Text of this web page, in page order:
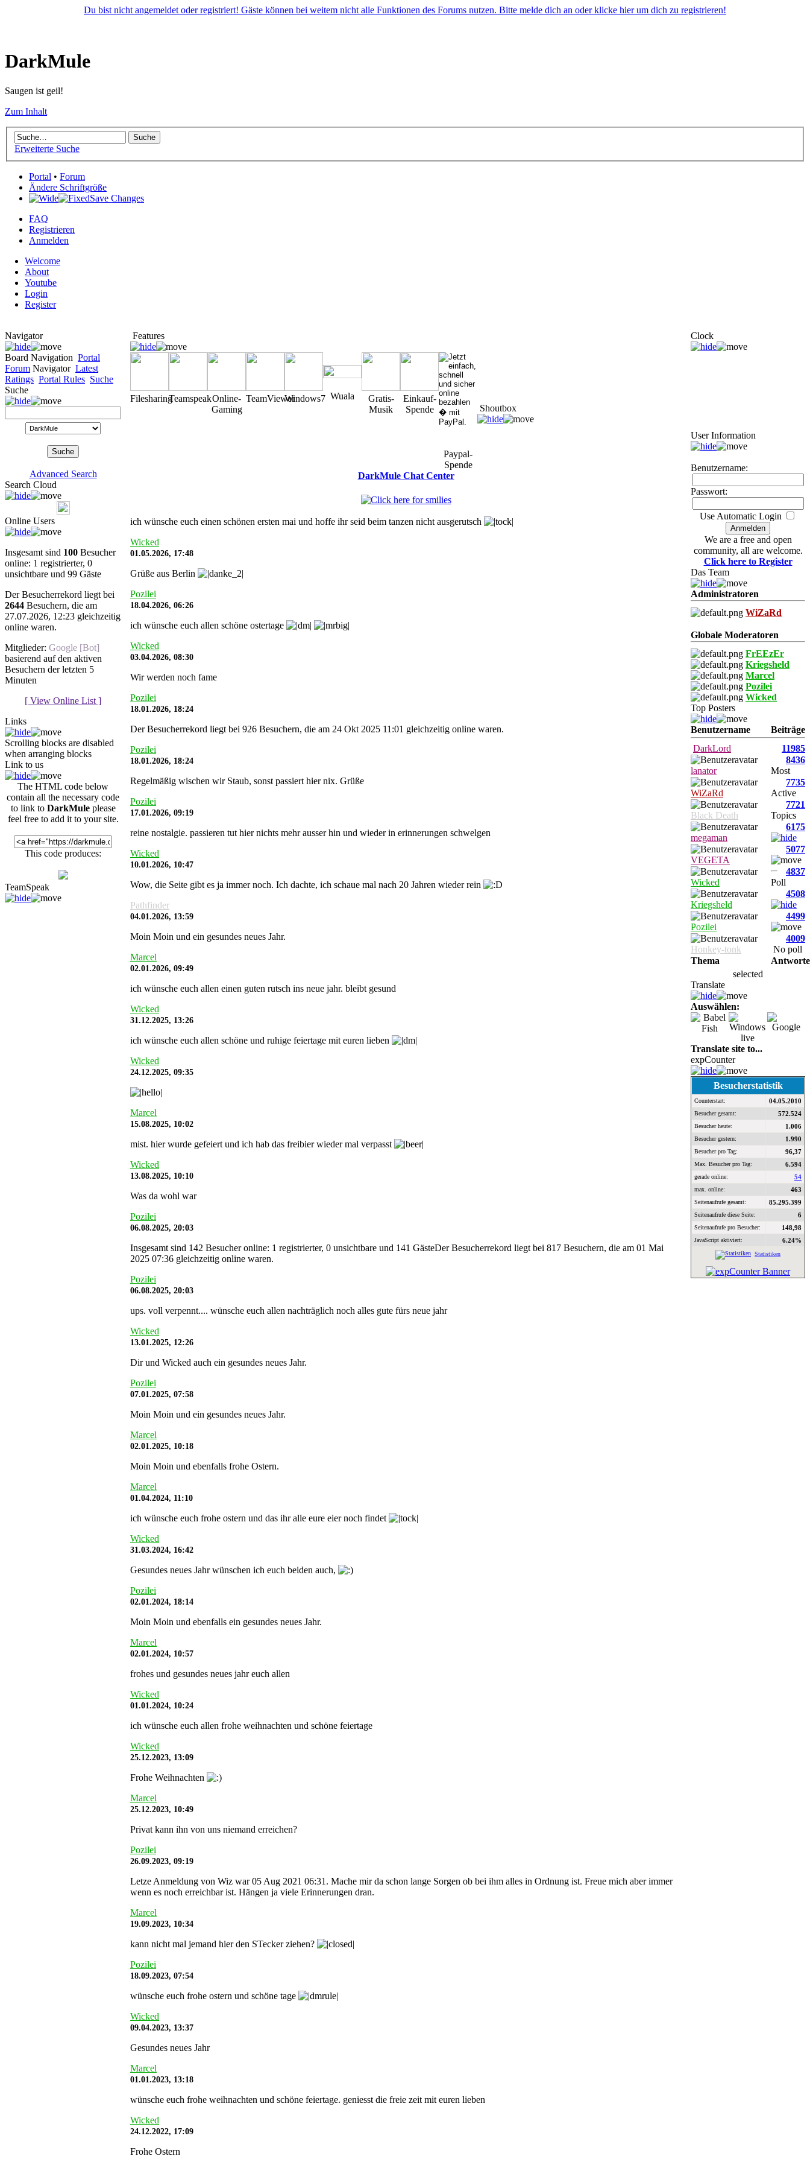
Du bist nicht angemeldet oder registriert! Gäste können bei weitem nicht alle Funktionen des Forums nutzen. Bitte melde dich an oder klicke hier um dich zu registrieren!
DarkMule
Saugen ist geil!
Zum Inhalt
Erweiterte Suche
Portal • Forum
Ändere Schriftgröße
Save Changes
FAQ
Registrieren
Anmelden
Welcome
About
Youtube
Login
Register
Navigator
Board Navigation Portal
Forum Navigator Latest
Ratings Portal Rules Suche
Suche
Advanced Search
Search Cloud
Online Users
Insgesamt sind 100 Besucher
online: 1 registrierter, 0
unsichtbare und 99 Gäste
Der Besucherrekord liegt bei
2644 Besuchern, die am
27.07.2026, 12:23 gleichzeitig
online waren.
Mitglieder: Google [Bot]
basierend auf den aktiven
Besuchern der letzten 5
Minuten
[ View Online List ]
Links
Scrolling blocks are disabled
when arranging blocks
Link to us
The HTML code below
contain all the necessary code
to link to DarkMuleplease
feel free to add it to your site.
This code produces:
TeamSpeak
Features
FilesharingTeamspeakOnline-
Gaming
TeamViewerWindows7 Wuala
Gratis-
Musik
Einkauf-
Spende
Paypal-
Spende
Shoutbox
DarkMule Chat Center
ich wünsche euch einen schönen ersten mai und hoffe ihr seid beim tanzen nicht ausgerutsch
Wicked
01.05.2026, 17:48
Grüße aus Berlin
Pozilei
18.04.2026, 06:26
ich wünsche euch allen schöne ostertage
Wicked
03.04.2026, 08:30
Wir werden noch fame
Pozilei
18.01.2026, 18:24
Der Besucherrekord liegt bei 926 Besuchern, die am 24 Okt 2025 11:01 gleichzeitig online waren.
Pozilei
18.01.2026, 18:24
Regelmäßig wischen wir Staub, sonst passiert hier nix. Grüße
Pozilei
17.01.2026, 09:19
reine nostalgie. passieren tut hier nichts mehr ausser hin und wieder in erinnerungen schwelgen
Wicked
10.01.2026, 10:47
Wow, die Seite gibt es ja immer noch. Ich dachte, ich schaue mal nach 20 Jahren wieder rein
Pathfinder
04.01.2026, 13:59
Moin Moin und ein gesundes neues Jahr.
Marcel
02.01.2026, 09:49
ich wünsche euch allen einen guten rutsch ins neue jahr. bleibt gesund
Wicked
31.12.2025, 13:26
ich wünsche euch allen schöne und ruhige feiertage mit euren lieben
Wicked
24.12.2025, 09:35
Marcel
15.08.2025, 10:02
mist. hier wurde gefeiert und ich hab das freibier wieder mal verpasst
Wicked
13.08.2025, 10:10
Was da wohl war
Pozilei
06.08.2025, 20:03
Insgesamt sind 142 Besucher online: 1 registrierter, 0 unsichtbare und 141 GästeDer Besucherrekord liegt bei 817 Besuchern, die am 01 Mai
2025 07:36 gleichzeitig online waren.
Pozilei
06.08.2025, 20:03
ups. voll verpennt.... wünsche euch allen nachträglich noch alles gute fürs neue jahr
Wicked
13.01.2025, 12:26
Dir und Wicked auch ein gesundes neues Jahr.
Pozilei
07.01.2025, 07:58
Moin Moin und ein gesundes neues Jahr.
Marcel
02.01.2025, 10:18
Moin Moin und ebenfalls frohe Ostern.
Marcel
01.04.2024, 11:10
ich wünsche euch frohe ostern und das ihr alle eure eier noch findet
Wicked
31.03.2024, 16:42
Gesundes neues Jahr wünschen ich euch beiden auch,
Pozilei
02.01.2024, 18:14
Moin Moin und ebenfalls ein gesundes neues Jahr.
Marcel
02.01.2024, 10:57
frohes und gesundes neues jahr euch allen
Wicked
01.01.2024, 10:24
ich wünsche euch allen frohe weihnachten und schöne feiertage
Wicked
25.12.2023, 13:09
Frohe Weihnachten
Marcel
25.12.2023, 10:49
Privat kann ihn von uns niemand erreichen?
Pozilei
26.09.2023, 09:19
Letze Anmeldung von Wiz war 05 Aug 2021 06:31. Mache mir da schon lange Sorgen ob bei ihm alles in Ordnung ist. Freue mich aber immer
wenn es noch erreichbar ist. Hängen ja viele Erinnerungen dran.
Marcel
19.09.2023, 10:34
kann nicht mal jemand hier den STecker ziehen?
Pozilei
18.09.2023, 07:54
wünsche euch frohe ostern und schöne tage
Wicked
09.04.2023, 13:37
Gesundes neues Jahr
Marcel
01.01.2023, 13:18
wünsche euch frohe weihnachten und schöne feiertage. geniesst die freie zeit mit euren lieben
Wicked
24.12.2022, 17:09
Frohe Ostern
Clock
User Information
Benutzername:
Passwort:
Use Automatic Login
We are a free and open
community, all are welcome.
Click here to Register
Das Team
Administratoren
WiZaRd
Globale Moderatoren
FrEEzEr
Kriegsheld
Marcel
Pozilei
Wicked
Top Posters
Benutzername
Beiträge
DarkLord
11985
lanator
8436
WiZaRd
7735
Black Death
7721
megaman
6175
VEGETA
5077
Wicked
4837
Kriegsheld
4508
Pozilei
4499
Honkey-tonk
4009
Most
Active
Topics
Thema
Poll
No poll
selected
Translate
Auswählen:
Translate site to...
expCounter
Besucherstatistik
Counterstart: 04.05.2010
Besucher gesamt: 572.524
Besucher heute: 1.006
Besucher gestern: 1.990
Besucher pro Tag: 96,37
Max. Besucher pro Tag: 6.594
gerade online: 54
max. online: 463
Seitenaufrufe gesamt: 85.295.399
Seitenaufrufe diese Seite: 6
Seitenaufrufe pro Besucher: 148,98
JavaScript aktiviert: 6.24%
Statistiken